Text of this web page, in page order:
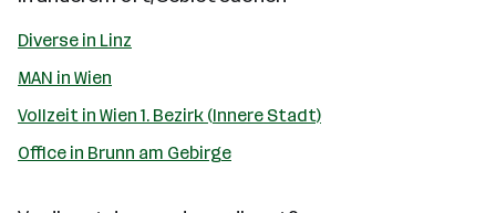
Diverse in Linz
MAN in Wien
Vollzeit in Wien 1. Bezirk (Innere Stadt)
Office in Brunn am Gebirge